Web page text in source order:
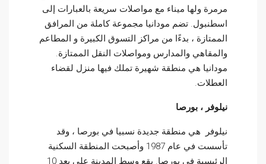
مرمرة ولها ميناء مع مواصلات سريعة بالعبارات إلى
اسطنبول. تضم مودانيا مجموعة كاملة من المرافق
الممتازة ، بدءًا من مراكز التسوق الكبيرة و المطاعم
والمقاهي والمدارس ومواصلات النقل الممتازة.
مودانيا هي منطقة شهيرة تملك فيها منزل لقضاء
العطلات.
نيلوفر ، بورصا
نيلوفر هي منطقة جديدة نسبيا في بورصا ، وقد
تأسست في عام 1987 وأصبحت المنطقة السكنية
الرئيسية في بورصا. يقع وسط المدينة على بعد 10